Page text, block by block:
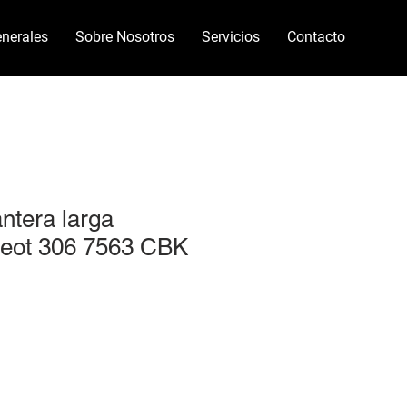
Sobre Nosotros Servicios Contacto
larga
306 7563 CBK